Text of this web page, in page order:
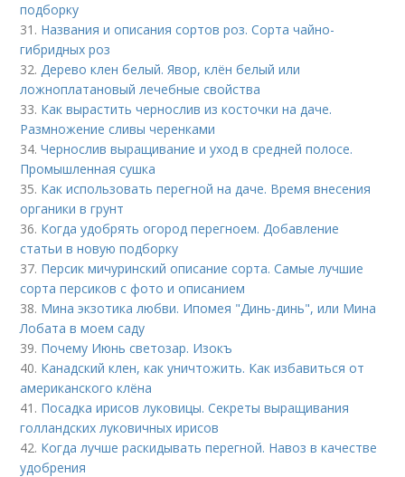
подборку
31. Названия и описания сортов роз. Сорта чайно-
гибридных роз
32.Дерево клен белый. Явор, клён белый или
ложноплатановый лечебные свойства
33. Как вырастить чернослив из косточки на даче.
Размножение сливы черенками
34.Чернослив выращивание и уход в средней полосе.
Промышленная сушка
35. Как использовать перегной на даче. Время внесения
органики в грунт
36. Когда удобрять огород перегноем. Добавление
статьи в новую подборку
37. Персик мичуринский описание сорта. Самые лучшие
сорта персиков с фото и описанием
38. Мина экзотика любви. Ипомея "Динь-динь", или Мина
Лобата в моем саду
39. Почему Июнь светозар. Изокъ
40. Канадский клен, как уничтожить. Как избавиться от
американского клёна
41. Посадка ирисов луковицы. Секреты выращивания
голландских луковичных ирисов
42. Когда лучше раскидывать перегной. Навоз в качестве
удобрения